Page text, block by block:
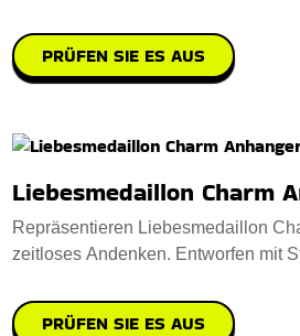
PRÜFEN SIE ES AUS
Liebesmedaillon Charm
Repräsentieren Liebesmedaillon
zeitloses Andenken. Entworfen mit
PRÜFEN SIE ES AUS